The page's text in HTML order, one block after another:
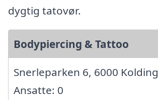
dygtig tatovør.
Bodypiercing & Tattoo
Snerleparken 6, 6000 Kolding
Ansatte: 0